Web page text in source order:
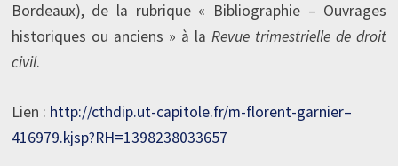
Bordeaux), de la rubrique « Bibliographie – Ouvrages
historiques ou anciens » à laRevue trimestrielle de droit
civil.
Lien : http://cthdip.ut-capitole.fr/m-florent-garnier–
416979.kjsp?RH=1398238033657